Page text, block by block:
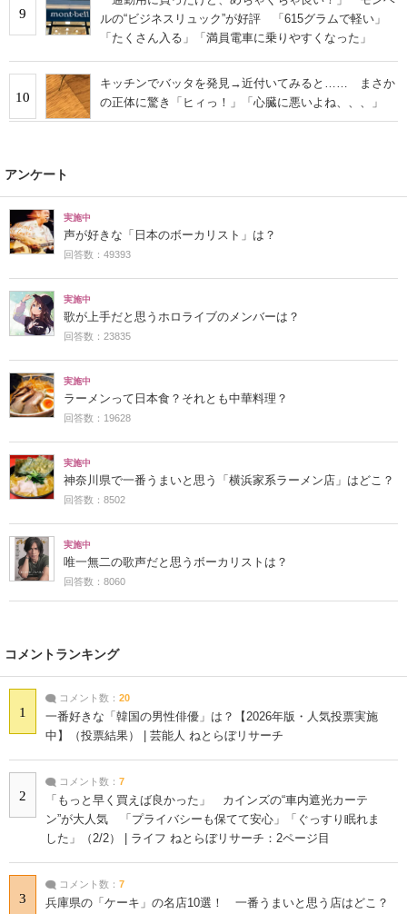
9
ルの“ビジネスリュック”が好評 「615グラムで軽い」
「たくさん入る」「満員電車に乗りやすくなった」
10
キッチンでバッタを発見→近付いてみると…… まさか
の正体に驚き「ヒィっ！」「心臓に悪いよね、、、」
アンケート
実施中
声が好きな「日本のボーカリスト」は？
回答数：49393
実施中
歌が上手だと思うホロライブのメンバーは？
回答数：23835
実施中
ラーメンって日本食？それとも中華料理？
回答数：19628
実施中
神奈川県で一番うまいと思う「横浜家系ラーメン店」はどこ？
回答数：8502
実施中
唯一無二の歌声だと思うボーカリストは？
回答数：8060
コメントランキング
1
コメント数： 20
一番好きな「韓国の男性俳優」は？【2026年版・人気投票実施
中】（投票結果） | 芸能人 ねとらぼリサーチ
2
コメント数： 7
「もっと早く買えば良かった」 カインズの“車内遮光カーテ
ン”が大人気 「プライバシーも保てて安心」「ぐっすり眠れま
した」（2/2） | ライフ ねとらぼリサーチ：2ページ目
3
コメント数： 7
兵庫県の「ケーキ」の名店10選！ 一番うまいと思う店はどこ？